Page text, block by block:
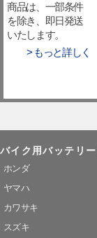
商品は、一部条件
を除き、即日発送
いたします。
> もっと詳しく
バイク用バッテリー
ホンダ
ヤマハ
カワサキ
スズキ